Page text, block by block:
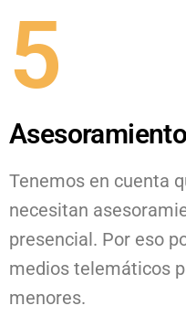
5
Tenemos en cuenta
necesitan
presencial. Por eso
medios telemáticos
menores.